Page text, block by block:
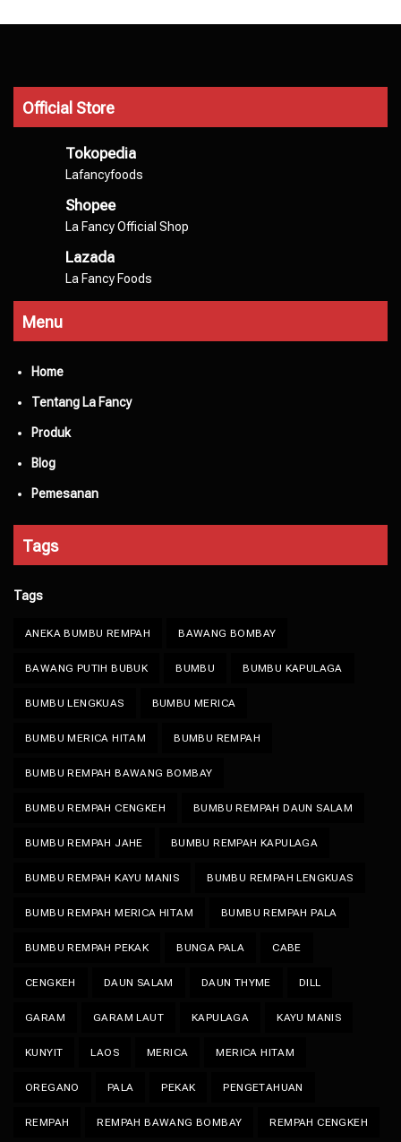
Official Store
Tokopedia
Lafancyfoods
Shopee
La Fancy Official Shop
Lazada
La Fancy Foods
Menu
Home
Tentang La Fancy
Produk
Blog
Pemesanan
Tags
Tags
ANEKA BUMBU REMPAH BAWANG BOMBAY
BAWANG PUTIH BUBUK BUMBU BUMBU KAPULAGA
BUMBU LENGKUAS BUMBU MERICA
BUMBU MERICA HITAM BUMBU REMPAH
BUMBU REMPAH BAWANG BOMBAY
BUMBU REMPAH CENGKEH BUMBU REMPAH DAUN SALAM
BUMBU REMPAH JAHE BUMBU REMPAH KAPULAGA
BUMBU REMPAH KAYU MANIS BUMBU REMPAH LENGKUAS
BUMBU REMPAH MERICA HITAM BUMBU REMPAH PALA
BUMBU REMPAH PEKAK BUNGA PALA CABE
CENGKEH DAUN SALAM DAUN THYME DILL
GARAM GARAM LAUT KAPULAGA KAYU MANIS
KUNYIT LAOS MERICA MERICA HITAM
OREGANO PALA PEKAK PENGETAHUAN
REMPAH REMPAH BAWANG BOMBAY REMPAH CENGKEH